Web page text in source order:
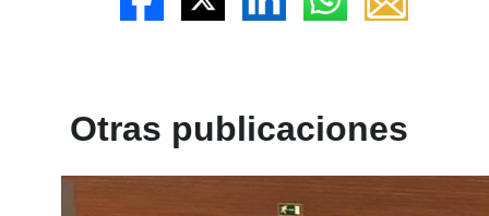
Otras publicaciones